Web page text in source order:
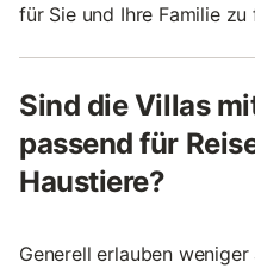
für Sie und Ihre Familie zu
Sind die Villas
passend für
Haustiere?
Generell erlauben